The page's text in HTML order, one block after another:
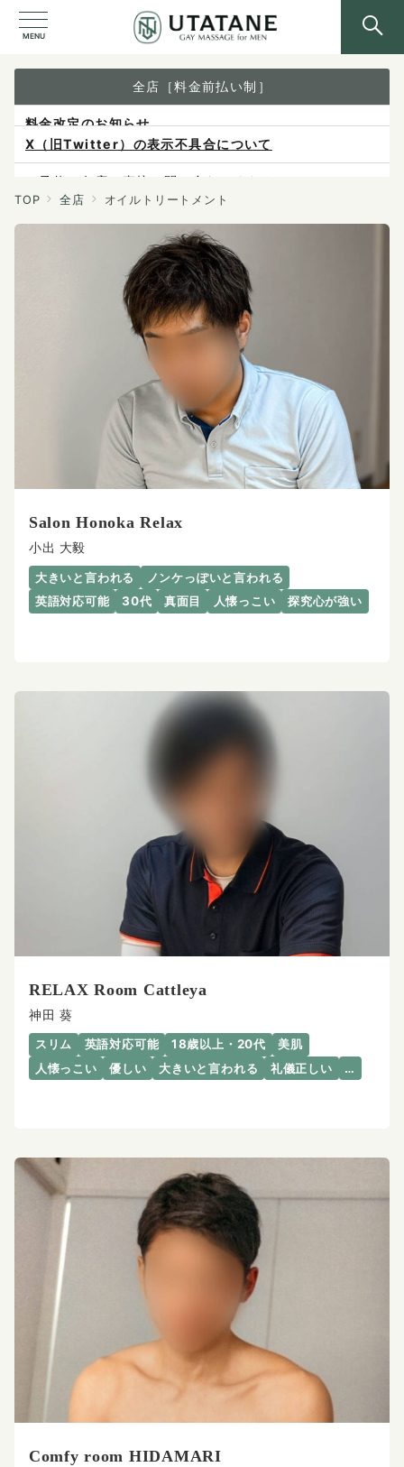
MENU
全店［料金前払い制］
X（旧Twitter）の表示不具合について
ご予約は各店へ直接お問い合わせください。
料金は当日施術前にお支払いください。
感染症防止対策について
料金改定のお知らせ
TOP 全店 オイルトリートメント
Salon Honoka Relax
小出 大毅
大きいと言われる
ノンケっぽいと言われる
英語対応可能
30代 真面目 人懐っこい 探究心が強い
RELAX Room Cattleya
神田 葵
スリム 英語対応可能 18歳以上・20代
美肌
人懐っこい
優しい 大きいと言われる 礼儀正しい …
Comfy room HIDAMARI